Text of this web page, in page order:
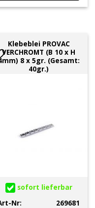
Klebeblei PROVAC
VERCHROMT (B 10 x H
8 x 5gr. (Gesamt:
40gr.)
sofort lieferbar
Nr:
269681